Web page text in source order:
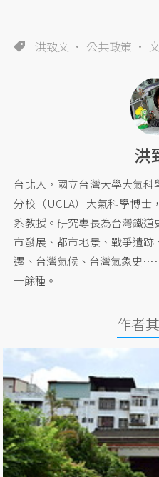
洪致文 公共政策
洪
台北人，國立台灣大學大氣
分校（UCLA）大氣科學博士
系教授。研究專長為台灣鐵
市發展、都市地景、戰爭遺
遷、台灣氣候、台灣氣象史
十餘種。
作者